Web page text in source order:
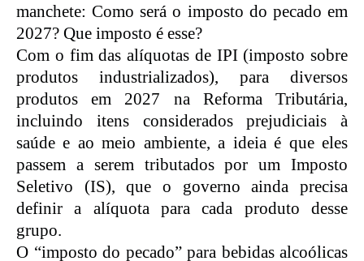
manchete: Como será o imposto do pecado em
2027? Que imposto é esse?
Com o fim das alíquotas de IPI (imposto sobre
produtos industrializados), para diversos
produtos em 2027 na Reforma Tributária,
incluindo itens considerados prejudiciais à
saúde e ao meio ambiente, a ideia é que eles
passem a serem tributados por um Imposto
Seletivo (IS), que o governo ainda precisa
definir a alíquota para cada produto desse
grupo.
O “imposto do pecado” para bebidas alcoólicas